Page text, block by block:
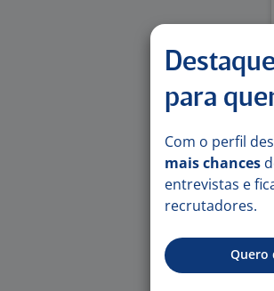
para
Com o perfil
mais chances
entrevistas e
recrutadores.
Quero